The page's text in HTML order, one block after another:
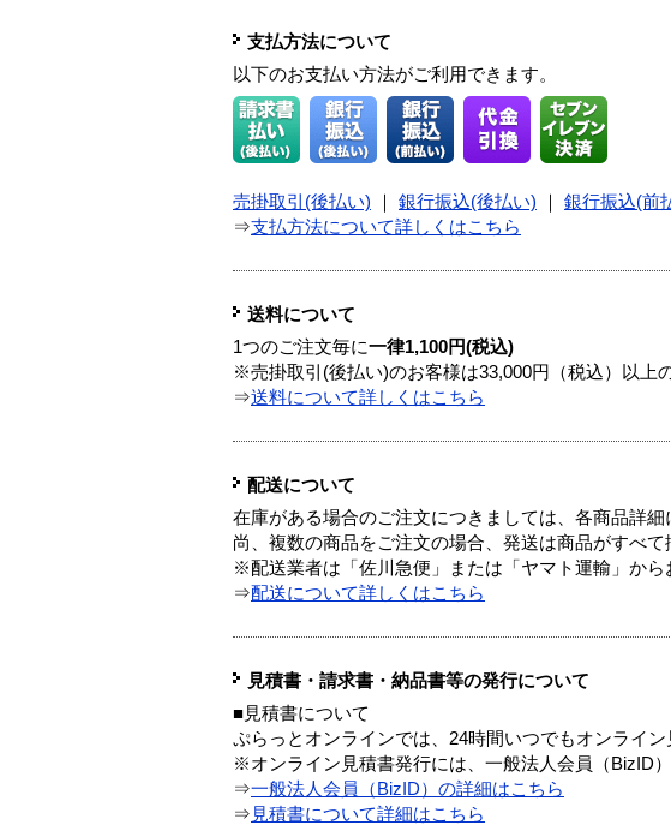
支払方法について
以下のお支払い方法がご利用できます。
売掛取引(後払い) 銀行振込(後払い) 銀行振込(前
⇒支払方法について詳しくはこちら
送料について
1つのご注文毎に一律1,100円(税込)
※売掛取引(後払い)のお客様は33,000円（税込）以上
⇒送料について詳しくはこちら
配送について
在庫がある場合のご注文につきましては、各商品詳
尚、複数の商品をご注文の場合、発送は商品がすべて
※配送業者は「佐川急便」または「ヤマト運輸」から
⇒配送について詳しくはこちら
見積書・請求書・納品書等の発行について
■見積書について
ぷらっとオンラインでは、24時間いつでもオンライン
※オンライン見積書発行には、一般法人会員（BizID）
⇒一般法人会員（BizID）の詳細はこちら
⇒ 見積書について詳細はこちら